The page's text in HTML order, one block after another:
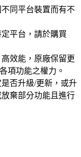
同平台裝置而有不
平台，請於購買
效能，原廠保留更
項功能之權力。
否升級/更新，或升
棄部分功能且進行